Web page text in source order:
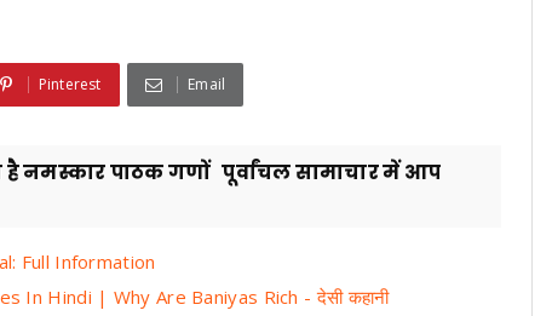
Pinterest Email
पाठक गणों पूर्वांचल सामाचार में आप
Full Information
In Hindi | Why Are Baniyas Rich - देसी कहानी